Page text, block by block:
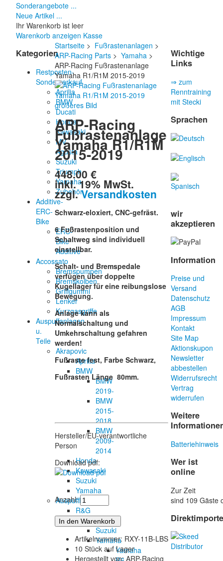
Sonderangebote ...
Neue Artikel ...
Ihr Warenkorb ist leer
Warenkorb anzeigen Kasse
Kategorien
Restposten-
Sonderverkauf
Aprilia
BMW
Ducati
Honda
Kawasaki
MV
Agusta
Suzuki
Triumph
Yamaha
Zubehör
Additive-
ERC-
Bike
ERC-
Bike
Additive
Accossato
Bremspumpen
Bremskolben
Griffgummi
Lenker
Kurzgasgriffe
Auspuffanlagen
u.
Teile
Akrapovic
Aprilia
BMW
BMW
2019-
BMW
2015-
2018
BMW
2009-
2014
Honda
Kawasaki
Suzuki
Yamaha
Auspuffhalter
R&G
Racing
Suzuki
Yamaha
Yamaha
Startseite> Fußrastenanlagen >
ARP-Racing Parts> Yamaha>
ARP-Racing Fußrastenanlage
Yamaha R1/R1M 2015-2019
größeres Bild
ARP-Racing
Fußrastenanlage
Yamaha R1/R1M
2015-2019
448.00 €
inkl. 19% MwSt.
zzgl.Versandkosten
Schwarz-eloxiert, CNC-gefräst.
6 Fußrastenposition und
Schaltweg sind individuell
einstellbar.
Schalt- und Bremspedale
verfügen über doppelte
Kugellager für eine reibungslose
Bewegung.
Anlage kann als
Normalschaltung und
Umkehrschaltung gefahren
werden!
Fußraste fest, Farbe Schwarz,
Fußrasten Länge 80mm.
Hersteller/EU-verantwortliche
Person
Download pdf:
Anzahl:
Artikelnummer: RXY-11B-LBS
10 Stück auf Lager
Hergestellt von: ARP-Racing
Wichtige
Links
⇒ zum
Renntraining
mit Stecki
Sprachen
wir
akzeptieren
Information
Preise und
Versand
Datenschutz
AGB
Impressum
Kontakt
Site Map
Aktionskupon
Newsletter
abbestellen
Widerrufsrecht
Vertrag
widerrufen
Weitere
Batteriehinweis
Wer ist
online
Zur Zeit
sind 109 Gäste